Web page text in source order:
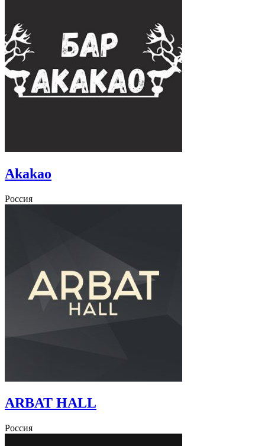
Akakao
Россия
ARBAT HALL
Россия